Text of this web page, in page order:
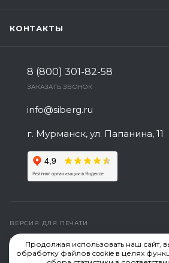
КОНТАКТЫ
8 (800) 301-82-58
ЗАКАЗАТЬ ЗВОНОК
info@siberg.ru
г. Мурманск, ул. Папанина, 11
ВЕРСИЯ ДЛЯ ПЕЧАТИ
ПОЛИТИКА КОНФИДЕНЦИАЛЬНОСТИ
СОЗДАНИЕ САЙТА
Продолжая использовать наш сайт,
обработку файлов cookie в целях